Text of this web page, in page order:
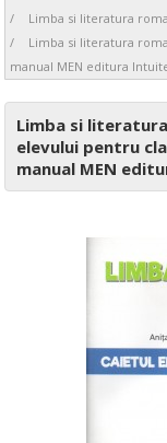
Limba si literatura
Limba si literatura
manual MEN editura
Limba si
elevului pentru
manual MEN